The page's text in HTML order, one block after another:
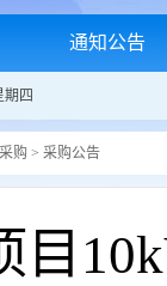
通知公告
四
购 > 采购公告
目